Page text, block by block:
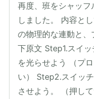
再度、班をシャッ
しました。 内容と
の物理的な連動と
下原文 Step1.スイ
を光らせよう （プ
い） Step2.スイッ
させよう。 （押し